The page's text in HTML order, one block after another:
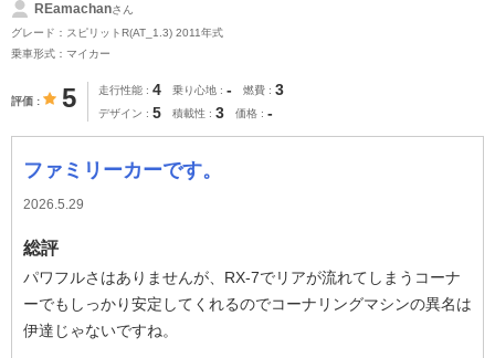
REamachanさん
グレード：スピリットR(AT_1.3) 2011年式
乗車形式：マイカー
評価 5 走行性能 4 乗り心地 - 燃費 3
デザイン 5 積載性 3 価格 -
ファミリーカーです。
2026.5.29
総評
パワフルさはありませんが、RX-7でリアが流れてしまうコーナ
ーでもしっかり安定してくれるのでコーナリングマシンの異名は
伊達じゃないですね。